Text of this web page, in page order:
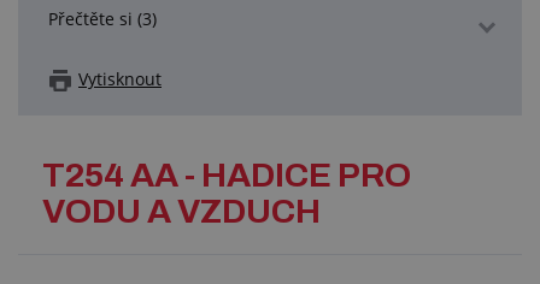
Přečtěte si (3)
Vytisknout
T254 AA - HADICE PRO
VODU A VZDUCH